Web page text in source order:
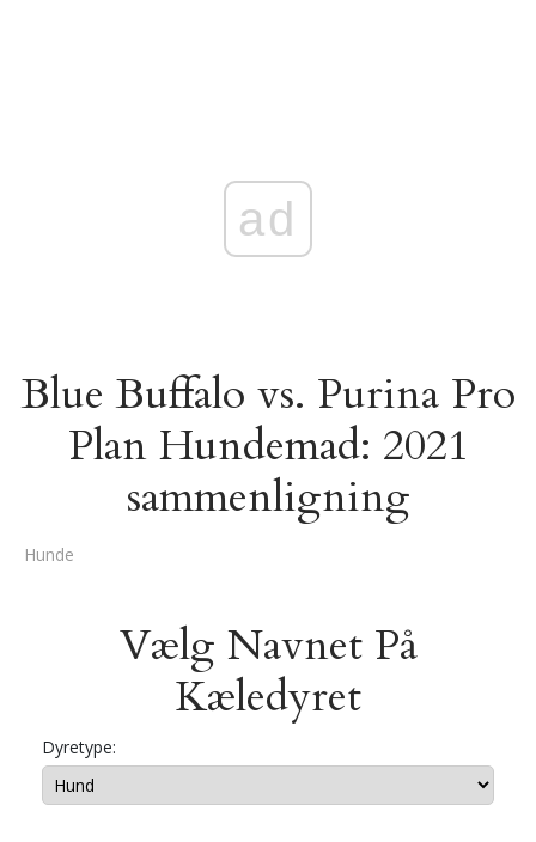
ad
Blue Buffalo vs. Purina Pro
Plan Hundemad: 2021
sammenligning
Hunde
Vælg Navnet På
Kæledyret
Dyretype: